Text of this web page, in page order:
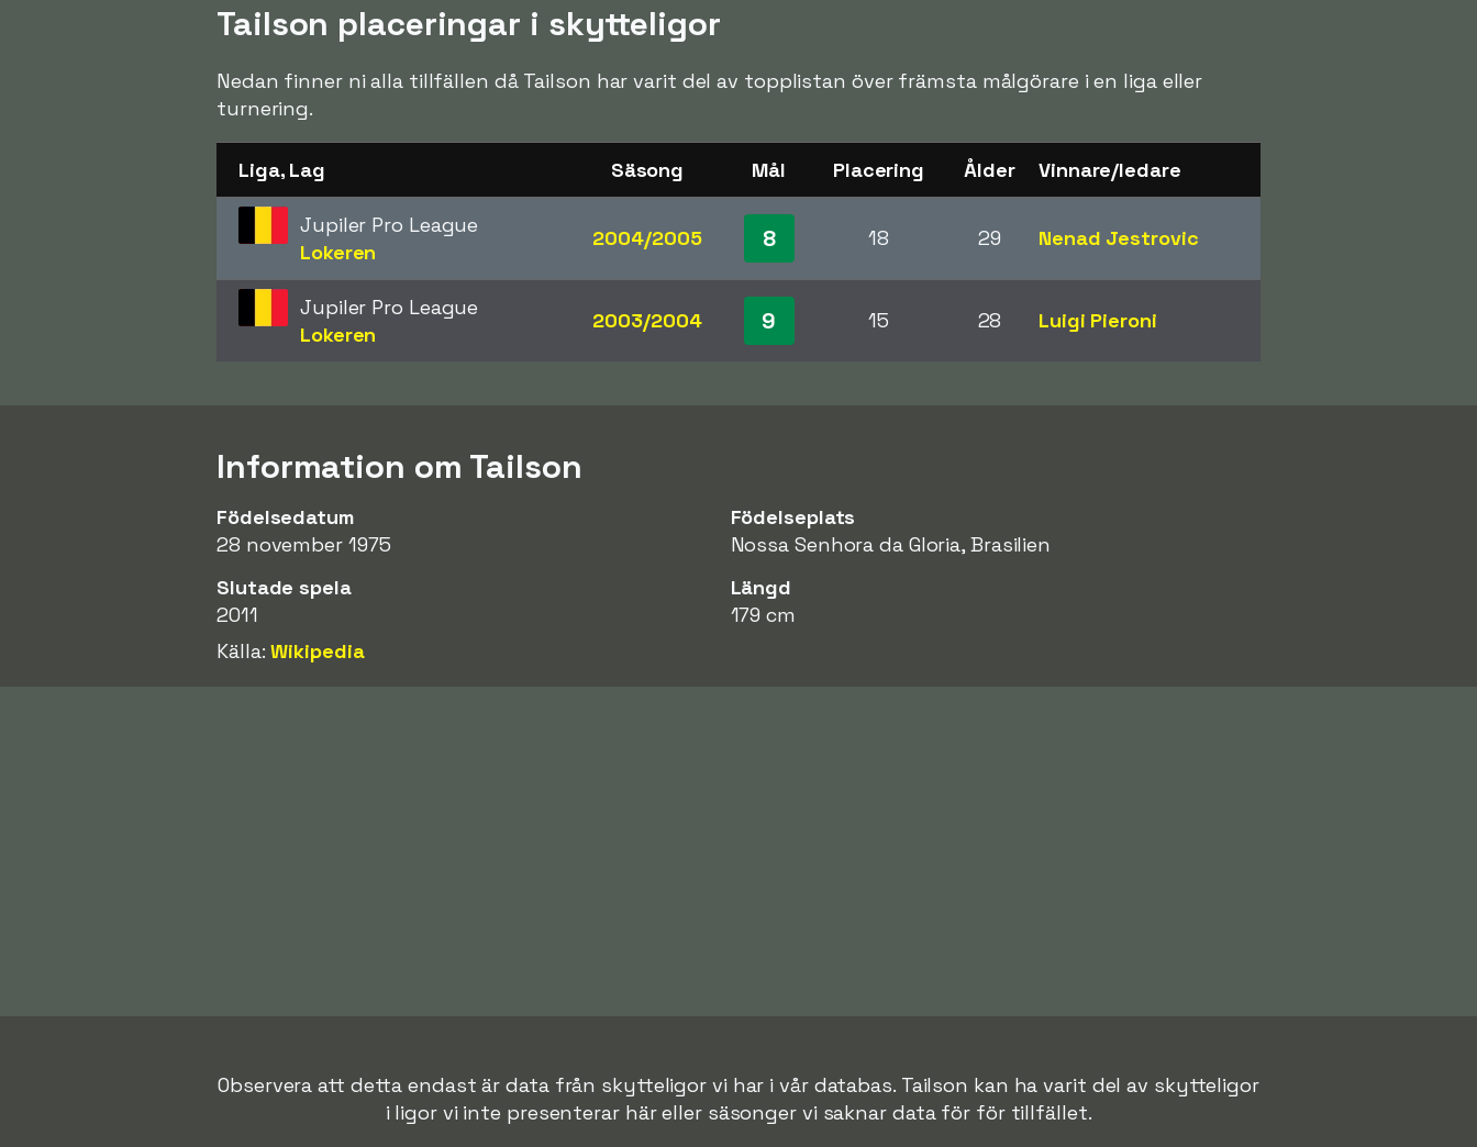
Tailson placeringar i skytteligor
Nedan finner ni alla tillfällen då Tailson har varit del av topplistan över främsta målgörare i en liga eller
turnering.
Liga, Lag Säsong Mål Placering Ålder Vinnare/ledare
Jupiler Pro League
Lokeren
2004/2005 8 18 29 Nenad Jestrovic
Jupiler Pro League
Lokeren
2003/2004 9 15 28 Luigi Pieroni
Information om Tailson
Födelsedatum
28 november 1975
Födelseplats
Nossa Senhora da Gloria, Brasilien
Slutade spela
2011
Längd
179 cm
Källa:Wikipedia
Observera att detta endast är data från skytteligor vi har i vår databas. Tailson kan ha varit del av skytteligor
i ligor vi inte presenterar här eller säsonger vi saknar data för för tillfället.